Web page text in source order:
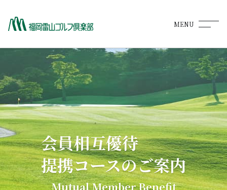
MENU
ホーム
コース紹介
COURSE
料金・プラン
RATE PLAN
レストランメニュー
RESTAURANT
会員相互優待
提携コースのご案内
Mutual Member Benefit